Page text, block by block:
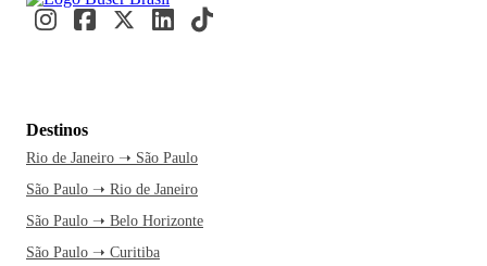
Destinos
Rio de Janeiro ➝ São Paulo
São Paulo ➝ Rio de Janeiro
São Paulo ➝ Belo Horizonte
São Paulo ➝ Curitiba